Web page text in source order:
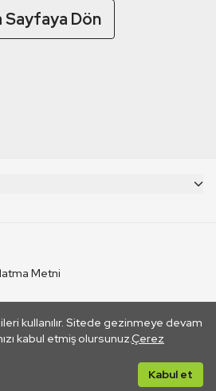
Sayfaya Dön
kullanılır. Sitede gezinmeye devam
kabul etmiş olursunuz.Çerez
Kabul et
Metni
TRT. Bağlantı yoluyla gidilen dış